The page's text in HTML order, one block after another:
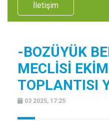
İletişim
-BOZÜYÜK
MECLİSİ
TOPLANTISI
03 2025, 17:25